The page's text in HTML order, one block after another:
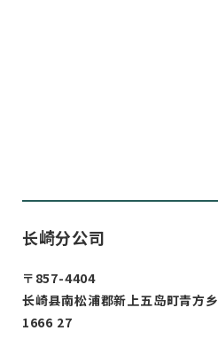
长崎分公司
〒857-4404
长崎县南松浦郡新上五岛町青方乡
1666 27